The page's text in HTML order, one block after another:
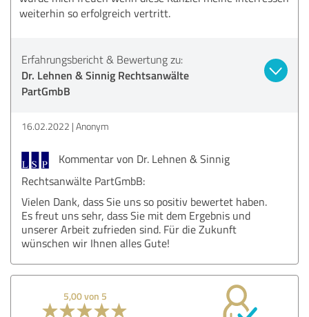
weiterhin so erfolgreich vertritt.
Erfahrungsbericht & Bewertung zu:
Dr. Lehnen & Sinnig Rechtsanwälte
PartGmbB
16.02.2022 Anonym
Kommentar von Dr. Lehnen & Sinnig
Rechtsanwälte PartGmbB:
Vielen Dank, dass Sie uns so positiv bewertet haben.
Es freut uns sehr, dass Sie mit dem Ergebnis und
unserer Arbeit zufrieden sind. Für die Zukunft
wünschen wir Ihnen alles Gute!
5,00 von 5